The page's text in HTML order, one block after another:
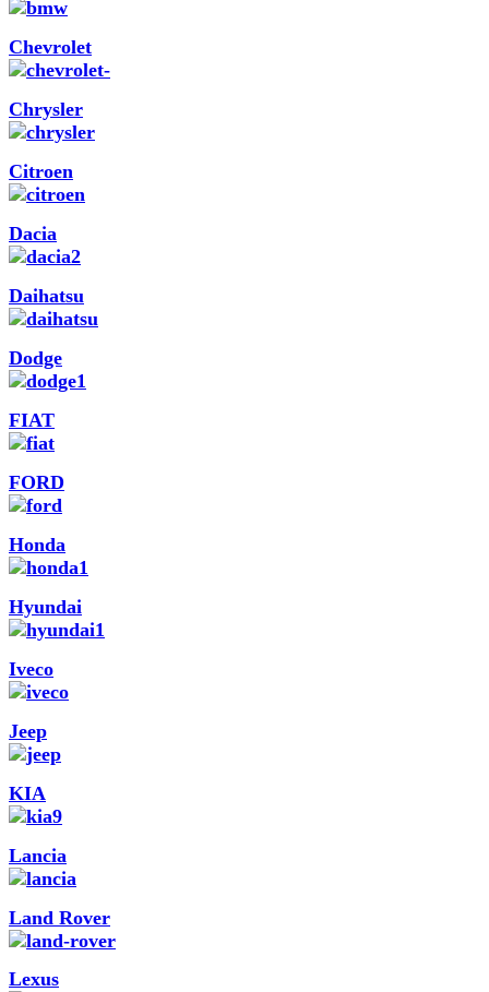
Chevrolet
Chrysler
Citroen
Dacia
Daihatsu
Dodge
FIAT
FORD
Honda
Hyundai
Iveco
Jeep
KIA
Lancia
Land Rover
Lexus